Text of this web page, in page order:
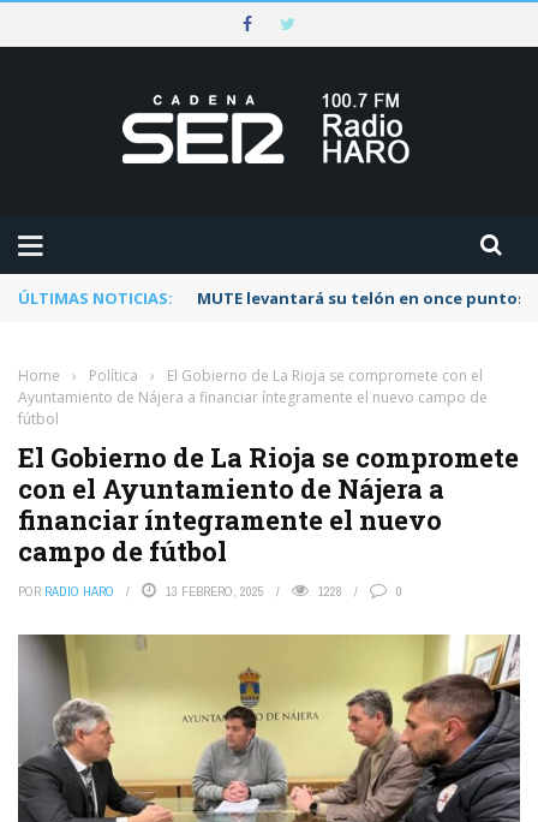
ÚLTIMAS NOTICIAS: Rescatado un ciclista accidentado en un
Home › Política ›
El Gobierno de La Rioja se compromete con el
Ayuntamiento de Nájera a financiar íntegramente el nuevo campo de
fútbol
El Gobierno de La Rioja se compromete
con el Ayuntamiento de Nájera a
financiar íntegramente el nuevo
campo de fútbol
POR RADIO HARO 13 FEBRERO, 2025 1228 0